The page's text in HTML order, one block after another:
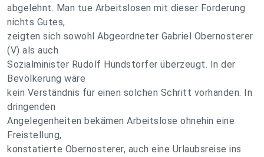
abgelehnt. Man tue Arbeitslosen mit dieser Forderung
nichts Gutes,
zeigten sich sowohl Abgeordneter Gabriel Obernosterer
(V) als auch
Sozialminister Rudolf Hundstorfer überzeugt. In der
Bevölkerung wäre
kein Verständnis für einen solchen Schritt vorhanden. In
dringenden
Angelegenheiten bekämen Arbeitslose ohnehin eine
Freistellung,
konstatierte Obernosterer, auch eine Urlaubsreise ins